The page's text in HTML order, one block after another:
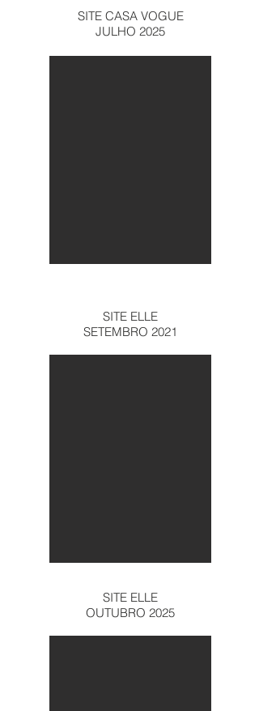
SITE CASA VOGUE
JULHO 2025
SITE ELLE
SETEMBRO 2021
SITE ELLE
OUTUBRO 2025